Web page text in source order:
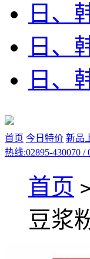
日、
日、
日、
首页 今日特价 新品
热线:02895-430070 /
首页
豆浆